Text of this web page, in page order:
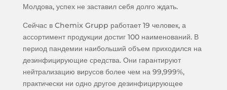
Молдова, успех не заставил себя долго ждать.
Сейчас в Chemix Grupp работает 19 человек, а
ассортимент продукции достиг 100 наименований. В
период пандемии наибольший объем приходился на
дезинфицирующие средства. Они гарантируют
нейтрализацию вирусов более чем на 99,999%,
практически ни одно другое дезинфицирующее